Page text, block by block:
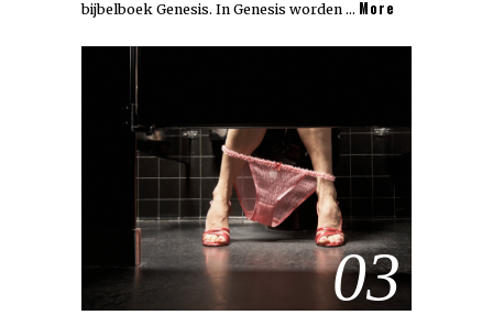
bijbelboek Genesis. In Genesis worden … More
03